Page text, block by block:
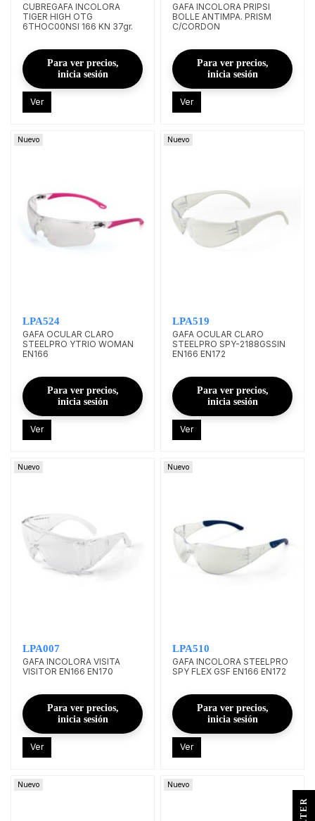
CUBREGAFA INCOLORA
TIGER HIGH OTG
6THOC00NSI 166 KN 37gr.
Para ver precios,
inicia sesión
Ver
GAFA INCOLORA PRIPSI
BOLLE ANTIMPA. PRISM
C/CORDON
Para ver precios,
inicia sesión
Ver
Nuevo
LPA524
GAFA OCULAR CLARO
STEELPRO YTRIO WOMAN
EN166
Para ver precios,
inicia sesión
Ver
Nuevo
LPA519
GAFA OCULAR CLARO
STEELPRO SPY-2188GSSIN
EN166 EN172
Para ver precios,
inicia sesión
Ver
Nuevo
LPA007
GAFA INCOLORA VISITA
VISITOR EN166 EN170
Para ver precios,
inicia sesión
Ver
Nuevo
LPA510
GAFA INCOLORA STEELPRO
SPY FLEX GSF EN166 EN172
Para ver precios,
inicia sesión
Ver
Nuevo Nuevo